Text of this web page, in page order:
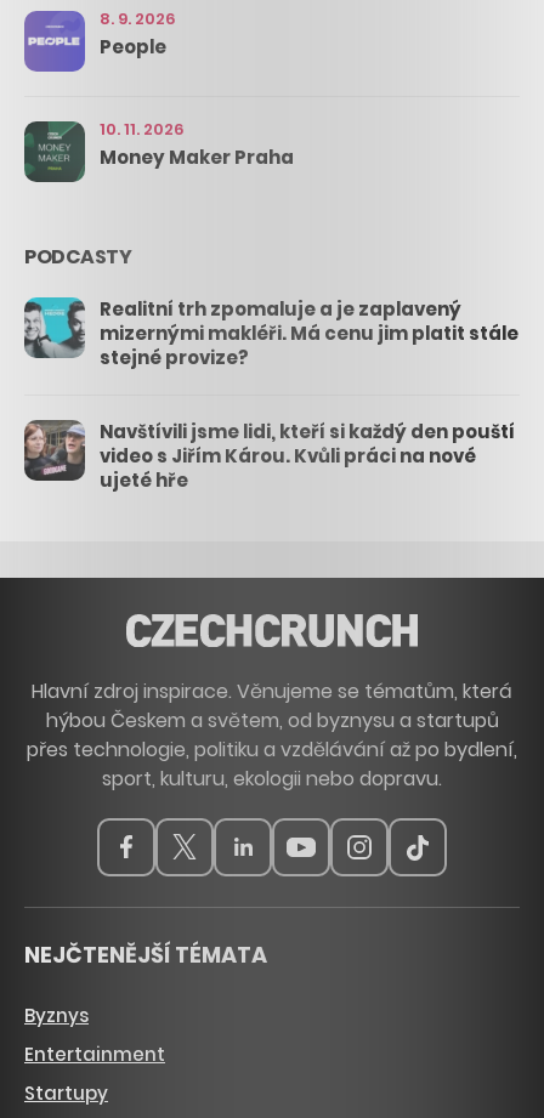
8. 9. 2026
People
10. 11. 2026
Money Maker Praha
PODCASTY
Realitní trh zpomaluje a je zaplavený
mizernými makléři. Má cenu jim platit stále
stejné provize?
Navštívili jsme lidi, kteří si každý den pouští
video s Jiřím Károu. Kvůli práci na nové
ujeté hře
Hlavní zdroj inspirace. Věnujeme se tématům, která
hýbou Českem a světem, od byznysu a startupů
přes technologie, politiku a vzdělávání až po bydlení,
sport, kulturu, ekologii nebo dopravu.
NEJČTENĚJŠÍ TÉMATA
Byznys
Entertainment
Startupy